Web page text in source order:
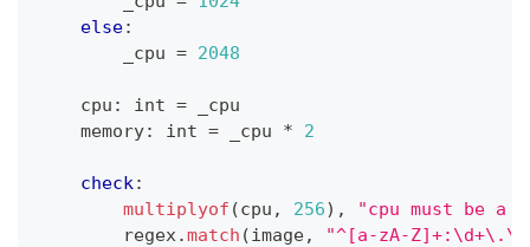
else:
        _cpu
= 2048
    cpu
: int = _cpu
    memory
: int = _cpu * 2
check:
multiplyof (cpu , 256) ,
"cpu must be a
        regex
.match (image,
"^[a-zA-